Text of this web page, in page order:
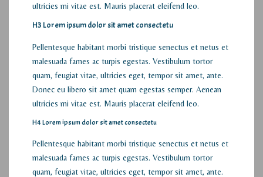
ultricies mi vitae est. Mauris placerat eleifend leo.
H3 Lorem ipsum dolor sit amet consectetu
Pellentesque habitant morbi tristique senectus et netus et
malesuada fames ac turpis egestas. Vestibulum tortor
quam, feugiat vitae, ultricies eget, tempor sit amet, ante.
Donec eu libero sit amet quam egestas semper. Aenean
ultricies mi vitae est. Mauris placerat eleifend leo.
H4 Lorem ipsum dolor sit amet consectetu
Pellentesque habitant morbi tristique senectus et netus et
malesuada fames ac turpis egestas. Vestibulum tortor
quam, feugiat vitae, ultricies eget, tempor sit amet, ante.